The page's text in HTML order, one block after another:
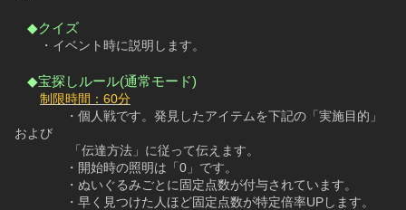
◆クイズ
・イベント時に説明します。
◆宝探しルール(通常モード)
制限時間：60分
・個人戦です。発見したアイテムを下記の「実施目的」
および
「伝達方法」に従って伝えます。
・開始時の照明は「0」です。
・ぬいぐるみごとに固定点数が付与されています。
・早く見つけた人ほど固定点数が特定倍率UPします。